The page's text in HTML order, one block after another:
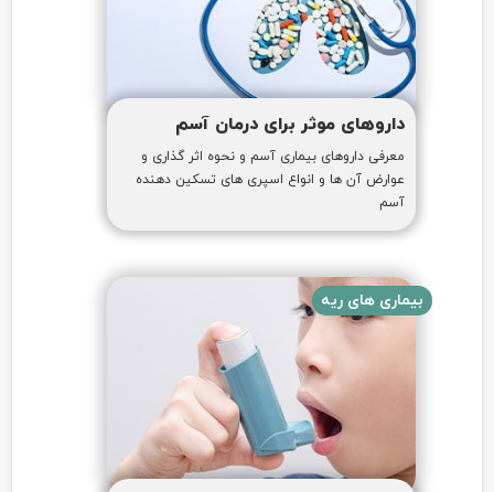
داروهای موثر برای درمان آسم
معرفی داروهای بیماری آسم و نحوه اثر گذاری و
عوارض آن ها و انواع اسپری های تسکین دهنده
آسم
بیماری های ریه